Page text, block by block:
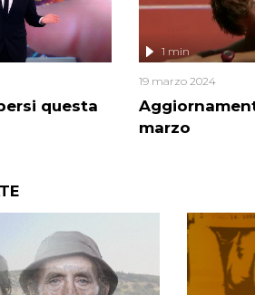
questa
marzo
1 min
19 marzo 2024